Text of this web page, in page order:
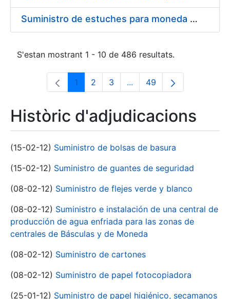
Suministro de estuches para moneda de 30 €
S'estan mostrant 1 - 10 de 486 resultats.
Pàgina
1 Pàgina
2 Pàgina
3 ...Pàgines intermèdies
Pàgina
49
Històric d'adjudicacions
(15-02-12) Suministro de bolsas de basura
(15-02-12) Suministro de guantes de seguridad
(08-02-12) Suministro de flejes verde y blanco
(08-02-12) Suministro e instalación de una central de
producción de agua enfriada para las zonas de
centrales de Básculas y de Moneda
(08-02-12) Suministro de cartones
(08-02-12) Suministro de papel fotocopiadora
(25-01-12) Suministro de papel higiénico, secamanos